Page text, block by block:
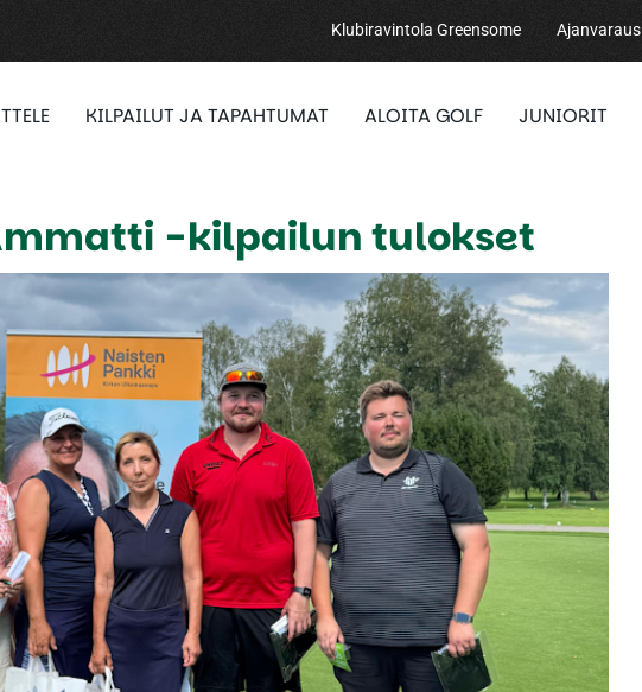
Klubiravintola Greensome Ajanvaraus
KILPAILUT JA TAPAHTUMAT ALOITA GOLF JUNIORIT
-kilpailun tulokset